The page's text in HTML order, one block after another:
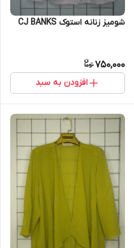
شومیز زنانه استوک CJ BANKS
750,000
افزودن به سبد